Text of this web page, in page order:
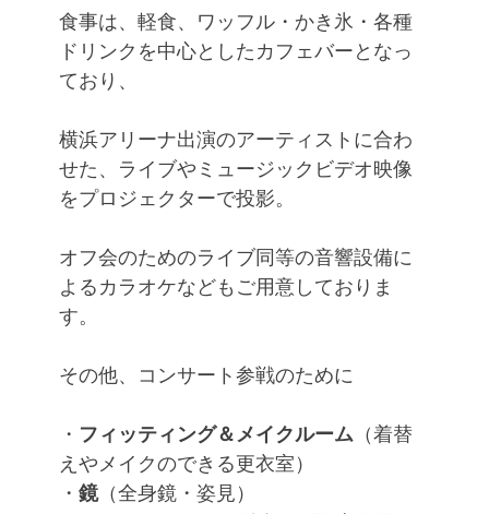
コピ・振付・コピユニ・カバーダン
ススクール
BLACK PINK【新年1月】K-POP完コ
ピ・フリコピ・振付・カバーダンス
ナチュラルポイント【9月】アイドル
完コピ・フリコピ・振付・カバーダ
ンススクール
ドル完コピ・フリコピ・振付・コピ
ユニ・カバーダンススクール
モーニング娘。●ハロプロ完コピ・フ
リコピ・振付・コピユニ・カバーダ
食事は、軽食、ワッフル・かき氷・各種
ドリンクを中心としたカフェバーとなっ
ており、
横浜アリーナ出演のアーティストに合わ
せた、ライブやミュージックビデオ映像
をプロジェクターで投影。
オフ会のためのライブ同等の音響設備に
よるカラオケなどもご用意しておりま
す。
その他、コンサート参戦のために
・ フィッティング＆メイクルーム （着替
えやメイクのできる更衣室）
・ 鏡（全身鏡・姿見）